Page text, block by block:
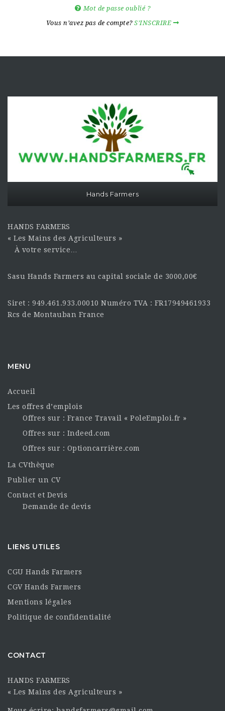
Mot de passe oublié ?
Vous n’avez pas de compte?S’INSCRIRE
Hands Farmers
HANDS FARMERS
« Les Mains des Agriculteurs »
À votre service…
Sasu Hands Farmers au capital sociale de 3000,00€
Siret : 949.461.933.00010 Numéro TVA : FR17949461933
Rcs de Montauban France
MENU
Accueil
Les offres d’emplois
Offres sur : France Travail « PoleEmploi.fr »
Offres sur : Indeed.com
Offres sur : Optioncarrière.com
La CVthèque
Publier un CV
Contact et Devis
Demande de devis
LIENS UTILES
CGU Hands Farmers
CGV Hands Farmers
Mentions légales
Politique de confidentialité
CONTACT
HANDS FARMERS
« Les Mains des Agriculteurs »